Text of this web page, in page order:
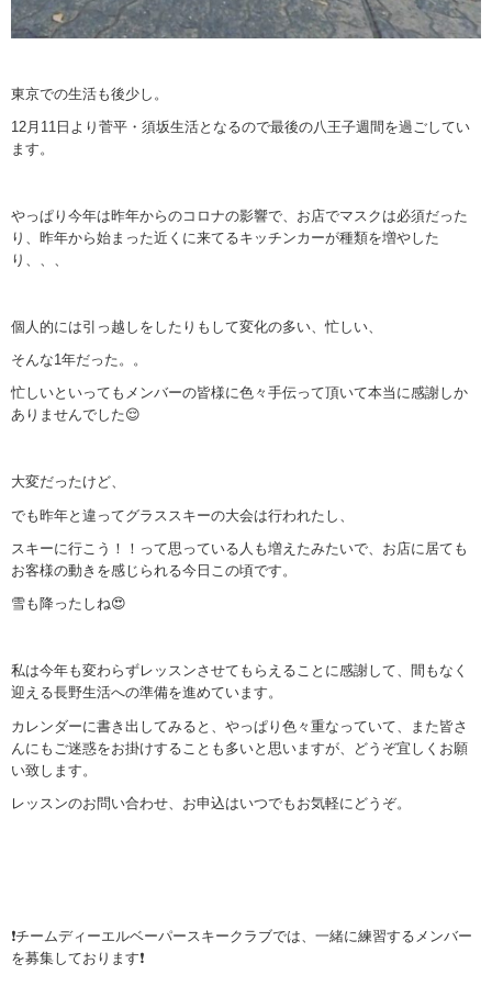
東京での生活も後少し。
12月11日より菅平・須坂生活となるので最後の八王子週間を過ごしてい
ます。
やっぱり今年は昨年からのコロナの影響で、お店でマスクは必須だった
り、昨年から始まった近くに来てるキッチンカーが種類を増やした
り、、、
個人的には引っ越しをしたりもして変化の多い、忙しい、
そんな1年だった。。
忙しいといってもメンバーの皆様に色々手伝って頂いて本当に感謝しか
ありませんでした😌
大変だったけど、
でも昨年と違ってグラススキーの大会は行われたし、
スキーに行こう！！って思っている人も増えたみたいで、お店に居ても
お客様の動きを感じられる今日この頃です。
雪も降ったしね😍
私は今年も変わらずレッスンさせてもらえることに感謝して、間もなく
迎える長野生活への準備を進めています。
カレンダーに書き出してみると、やっぱり色々重なっていて、また皆さ
んにもご迷惑をお掛けすることも多いと思いますが、どうぞ宜しくお願
い致します。
レッスンのお問い合わせ、お申込はいつでもお気軽にどうぞ。
❗チームディーエルベーパースキークラブでは、一緒に練習するメンバー
を募集しております❗